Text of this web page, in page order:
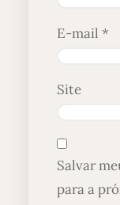
E-mail *
Site
Salvar
para a